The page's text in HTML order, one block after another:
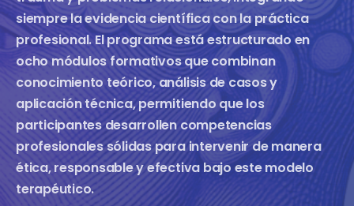
siempre la evidencia científica con la práctica
profesional. El programa está estructurado en
ocho módulos formativos que combinan
conocimiento teórico, análisis de casos y
aplicación técnica, permitiendo que los
participantes desarrollen competencias
profesionales sólidas para intervenir de manera
ética, responsable y efectiva bajo este modelo
terapéutico.